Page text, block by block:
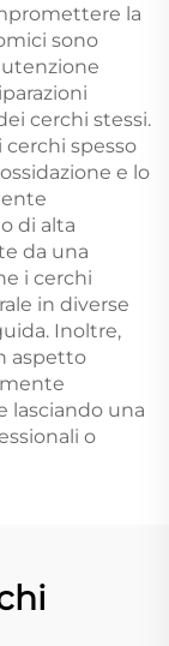
la
sono
cerchi stessi.
spesso
e lo
di alta
da una
i cerchi
in diverse
Inoltre,
aspetto
lasciando una
o